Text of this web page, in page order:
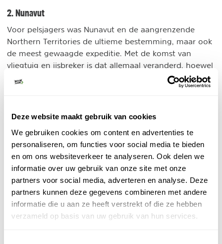
Deze website maakt gebruik van cookies
We gebruiken cookies om content en advertenties te
personaliseren, om functies voor social media te bieden
en om ons websiteverkeer te analyseren. Ook delen we
informatie over uw gebruik van onze site met onze
partners voor social media, adverteren en analyse. Deze
partners kunnen deze gegevens combineren met andere
informatie die u aan ze heeft verstrekt of die ze hebben
verzameld op basis van uw gebruik van hun services.
2. Nunavut
Voor pelsjagers was Nunavut en de aangrenzende
Northern Territories de ultieme bestemming, maar ook
de meest gewaagde expeditie. Met de komst van
vliegtuig en ijsbreker is dat allemaal veranderd, hoewel
de sfeer van lang geleden nog boven de Coppermine
River hangt. Net boven de Poolcirkel maar toch nog
de bomen uit te kijken is even opstaan voldoende.
dit gebied om te jagen op veelvraat, muskusos en
kariboe.